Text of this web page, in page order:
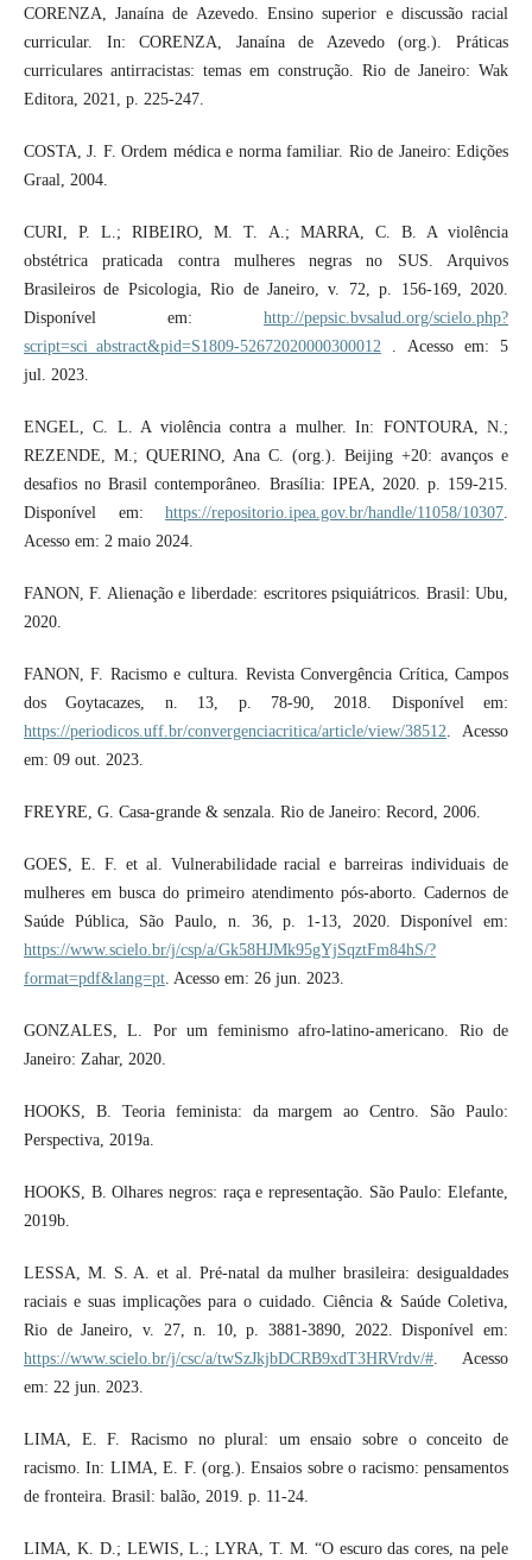
CORENZA, Janaína de Azevedo. Ensino superior e discussão racial
curricular. In: CORENZA, Janaína de Azevedo (org.). Práticas
curriculares antirracistas: temas em construção. Rio de Janeiro: Wak
Editora, 2021, p. 225-247.
COSTA, J. F. Ordem médica e norma familiar. Rio de Janeiro: Edições
Graal, 2004.
CURI, P. L.; RIBEIRO, M. T. A.; MARRA, C. B. A violência
obstétrica praticada contra mulheres negras no SUS. Arquivos
Brasileiros de Psicologia, Rio de Janeiro, v. 72, p. 156-169, 2020.
Disponível em:http://pepsic.bvsalud.org/scielo.php?
script=sci_abstract&pid=S1809-52672020000300012 . Acesso em: 5
jul. 2023.
ENGEL, C. L. A violência contra a mulher. In: FONTOURA, N.;
REZENDE, M.; QUERINO, Ana C. (org.). Beijing +20: avanços e
desafios no Brasil contemporâneo. Brasília: IPEA, 2020. p. 159-215.
Disponível em:https://repositorio.ipea.gov.br/handle/11058/10307
Acesso em: 2 maio 2024.
FANON, F. Alienação e liberdade: escritores psiquiátricos. Brasil: Ubu,
2020.
FANON, F. Racismo e cultura. Revista Convergência Crítica, Campos
dos Goytacazes, n. 13, p. 78-90, 2018. Disponível em:
https://periodicos.uff.br/convergenciacritica/article/view/38512 . Acesso
em: 09 out. 2023.
FREYRE, G. Casa-grande & senzala. Rio de Janeiro: Record, 2006.
GOES, E. F. et al. Vulnerabilidade racial e barreiras individuais de
mulheres em busca do primeiro atendimento pós-aborto. Cadernos de
Saúde Pública, São Paulo, n. 36, p. 1-13, 2020. Disponível em:
https://www.scielo.br/j/csp/a/Gk58HJMk95gYjSqztFm84hS/?
format=pdf&lang=pt. Acesso em: 26 jun. 2023.
GONZALES, L. Por um feminismo afro-latino-americano. Rio de
Janeiro: Zahar, 2020.
HOOKS, B. Teoria feminista: da margem ao Centro. São Paulo:
Perspectiva, 2019a.
HOOKS, B. Olhares negros: raça e representação. São Paulo: Elefante,
2019b.
LESSA, M. S. A. et al. Pré-natal da mulher brasileira: desigualdades
raciais e suas implicações para o cuidado. Ciência & Saúde Coletiva,
Rio de Janeiro, v. 27, n. 10, p. 3881-3890, 2022. Disponível em:
https://www.scielo.br/j/csc/a/twSzJkjbDCRB9xdT3HRVrdv/#. Acesso
em: 22 jun. 2023.
LIMA, E. F. Racismo no plural: um ensaio sobre o conceito de
racismo. In: LIMA, E. F. (org.). Ensaios sobre o racismo: pensamentos
de fronteira. Brasil: balão, 2019. p. 11-24.
LIMA, K. D.; LEWIS, L.; LYRA, T. M. “O escuro das cores, na pele